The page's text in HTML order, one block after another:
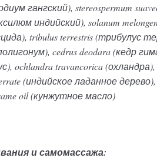
гангский), stereospermum
индийский), solanum
tribulus terrestris (трибулус
cedrus deodara (кедр
ochlandra travancorica
(индийское ладанное
oil (кунжутное масло)
и самомассажа: